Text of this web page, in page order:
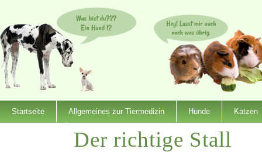
Startseite Allgemeines zur Tiermedizin Hunde Katzen
Der richtige Stall